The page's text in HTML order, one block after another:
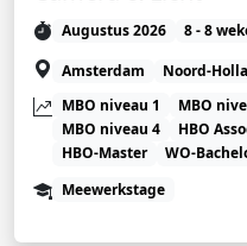
Augustus 2026 8 - 8
Amsterdam
Noord-
MBO niveau 1
MBO
MBO niveau 4
HBO
HBO-Master
WO-
Meewerkstage